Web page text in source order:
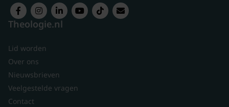
Theologie.nl
Lid worden
Over ons
Nieuwsbrieven
Veelgestelde vragen
Contact